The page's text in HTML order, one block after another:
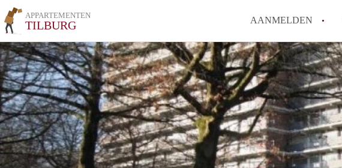
APPARTEMENTEN
TILBURG AANMELDEN